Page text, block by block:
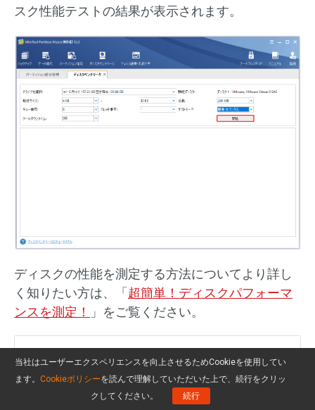
スク性能テストの結果が表示されます。
ディスクの性能を測定する方法についてより詳し
く知りたい方は、「 超簡単！ディスクパフォーマ
ンスを測定！
」をご覧ください。
この記事では、4TB WD Red NASハー
ドディスクドライブとその他のNASハ
ードディスクドライブを紹介していま
当社はユーザーエクスペリエンスを向上させるためCookieを使用してい
ます。 Cookieポリシーを読んで理解していただいた上で、続行をクリッ
クしてください。
続行